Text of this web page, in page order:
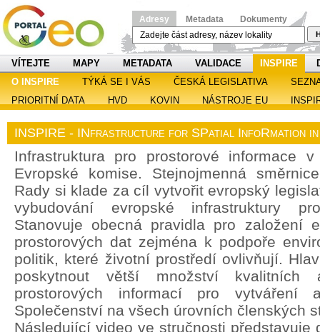
Adresy Metadata Dokumenty
VÍTEJTE MAPY METADATA VALIDACE INSPIRE
O INSPIRE
TÝKÁ SE I VÁS ČESKÁ LEGISLATIVA
PRIORITNÍ DATA
HVD KOVIN NÁSTROJE EU
INSPIRE - INfrastructure for SPatial InfoRmation
Infrastruktura pro prostorové informace
Evropské komise. Stejnojmenná
Rady si klade za cíl vytvořit evropský
vybudování evropské infrastruktury
Stanovuje obecná pravidla pro založení
prostorových dat zejména k podpoře
politik, které životní prostředí ovlivňují.
poskytnout větší množství kvalitních
prostorových informací pro vytváření
Společenství na všech úrovních členských
Následující video ve stručnosti představuje